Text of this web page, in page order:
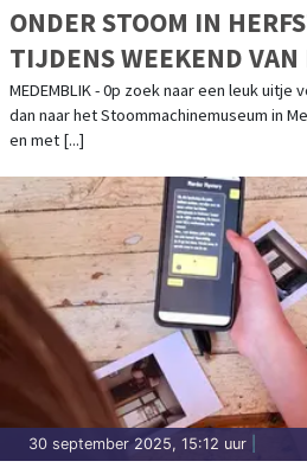
ONDER STOOM IN
TIJDENS WEEKEND VAN
MEDEMBLIK - 0p zoek naar een leuk
dan naar het Stoommachinemuseum in
en met [...]
30 september 2025, 15:12 uur